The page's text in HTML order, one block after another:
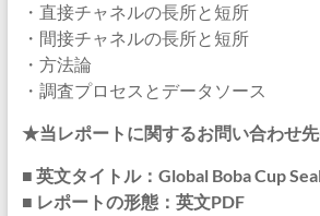
・直接チャネルの長所と短所
・間接チャネルの長所と短所
・方法論
・調査プロセスとデータソース
★当レポートに関するお問い合わせ
■ 英文タイトル：Global Boba Cup
■ レポートの形態：英文PDF